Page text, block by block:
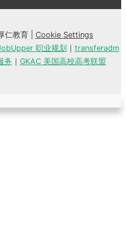
教育 | Cookie Settings
职业规划 ｜ transferadm
务 ｜ GKAC 美国高校高考联盟